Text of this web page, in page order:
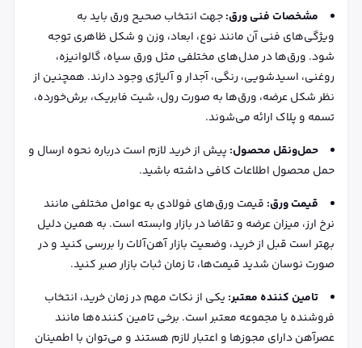
مشخصات فنی ورق:جهت انتخاب صحیح ورق باید به
ویژگی‌های فنی آن مانند نوع، ابعاد، وزن و شکل ظاهری توجه
شود. ورق‌ها در مدل‌های مختلفی مثل ورق سیاه، گالوانیزه،
روغنی، اسیدشویی، رنگی، آجدار و آلیاژی وجود دارند. همچنین از
نظر شکل عرضه، ورق‌ها به صورت رول، شیت فابریک، برش‌خورده،
تسمه و پلاک ارائه می‌شوند.
حمل‌ونقل محصول: پیش از خرید لازم است درباره نحوه ارسال و
حمل محصول اطلاعات کافی داشته باشید.
قیمت ورق: قیمت ورق‌های فولادی به عوامل مختلفی مانند
نرخ ارز، میزان عرضه و تقاضا در بازار وابسته است. به همین دلیل
بهتر است قبل از خرید، وضعیت بازار آهن‌آلات را بررسی کنید و در
صورت نوسان شدید قیمت‌ها، تا زمان ثبات بازار صبر کنید.
تامین کننده معتبر: یکی از نکات مهم در زمان خرید، انتخاب
فروشنده یا مجموعه معتبر است. برخی تامین کننده‌ها مانند
عصرآهن دارای مجوزها و اعتبار لازم هستند و می‌توان با اطمینان